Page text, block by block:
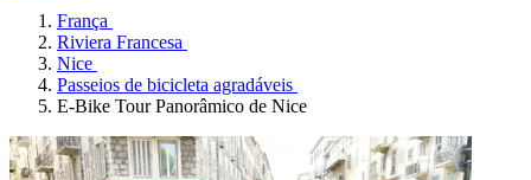
França
Riviera Francesa
Nice
Passeios de bicicleta agradáveis
E-Bike Tour Panorâmico de Nice